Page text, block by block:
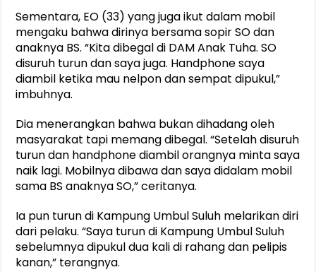
Sementara, EO (33) yang juga ikut dalam mobil
mengaku bahwa dirinya bersama sopir SO dan
anaknya BS. “Kita dibegal di DAM Anak Tuha. SO
disuruh turun dan saya juga. Handphone saya
diambil ketika mau nelpon dan sempat dipukul,”
imbuhnya.
Dia menerangkan bahwa bukan dihadang oleh
masyarakat tapi memang dibegal. “Setelah disuruh
turun dan handphone diambil orangnya minta saya
naik lagi. Mobilnya dibawa dan saya didalam mobil
sama BS anaknya SO,” ceritanya.
Ia pun turun di Kampung Umbul Suluh melarikan diri
dari pelaku. “Saya turun di Kampung Umbul Suluh
sebelumnya dipukul dua kali di rahang dan pelipis
kanan,” terangnya.